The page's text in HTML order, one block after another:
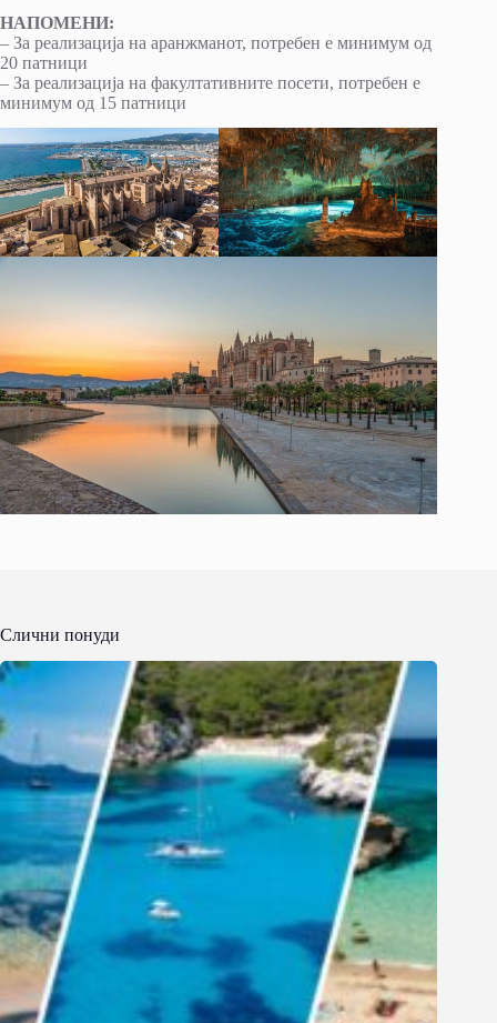
НАПОМЕНИ:
– За реализација на аранжманот, потребен е минимум од
20 патници
– За реализација на факултативните посети, потребен е
минимум од 15 патници
Слични понуди